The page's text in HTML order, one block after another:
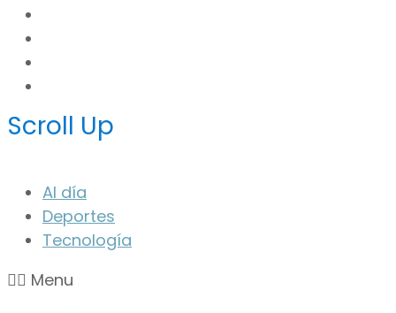
Scroll Up
Al día
Deportes
Tecnología
Menu